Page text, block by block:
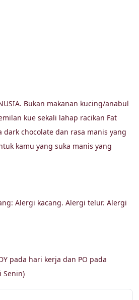
Bukan makanan kucing/anabul
kue sekali lahap racikan Fat
dark chocolate dan rasa manis yang
kamu yang suka manis yang
Alergi kacang. Alergi telur. Alergi
pada hari kerja dan PO pada
Senin)